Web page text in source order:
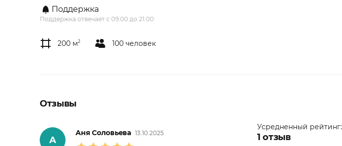
Поддержка
Поддержка отвечает с 09:00 до 21:00
200 м2 100 человек
Отзывы
Усредненный рейтинг:
1 отзыв
А
Аня Соловьева 13.10.2025